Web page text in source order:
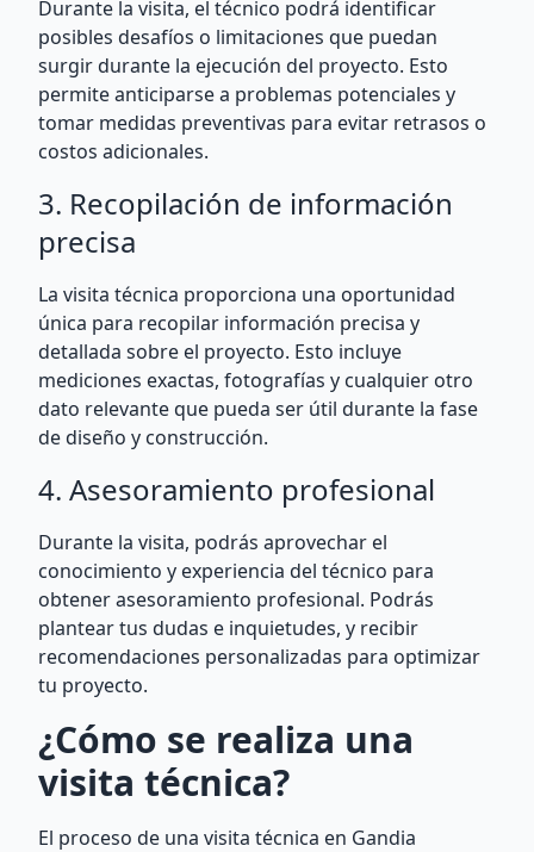
Durante la visita, el técnico podrá identificar
posibles desafíos o limitaciones que puedan
surgir durante la ejecución del proyecto. Esto
permite anticiparse a problemas potenciales y
tomar medidas preventivas para evitar retrasos o
costos adicionales.
3. Recopilación de información
precisa
La visita técnica proporciona una oportunidad
única para recopilar información precisa y
detallada sobre el proyecto. Esto incluye
mediciones exactas, fotografías y cualquier otro
dato relevante que pueda ser útil durante la fase
de diseño y construcción.
4. Asesoramiento profesional
Durante la visita, podrás aprovechar el
conocimiento y experiencia del técnico para
obtener asesoramiento profesional. Podrás
plantear tus dudas e inquietudes, y recibir
recomendaciones personalizadas para optimizar
tu proyecto.
¿Cómo se realiza una
visita técnica?
El proceso de una visita técnica en Gandia